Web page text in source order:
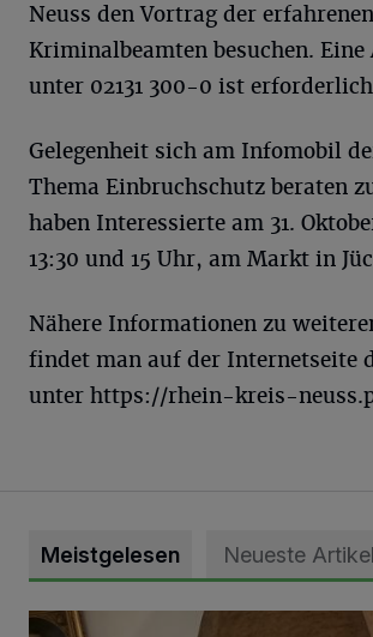
Neuss den Vortrag der erfahrenen
Kriminalbeamten besuchen. Eine
unter 02131 300-0 ist
Gelegenheit sich am Infomobil
Thema Einbruchschutz beraten
haben Interessierte am 31.
13:30 und 15 Uhr, am Markt in
Nähere Informationen zu
findet man auf der Internetseite
unter https://rhein-kreis-
Meistgelesen Neueste Artikel
„Loss dir nix jefalle“ in 7 Tage 1 Song